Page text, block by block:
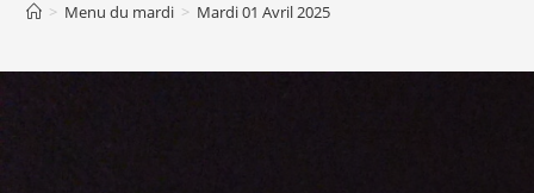
> Menu du mardi > Mardi 01 Avril 2025